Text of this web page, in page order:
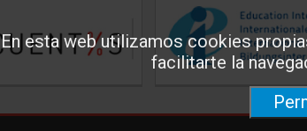
En esta web utilizamos cookies
facilitarte la